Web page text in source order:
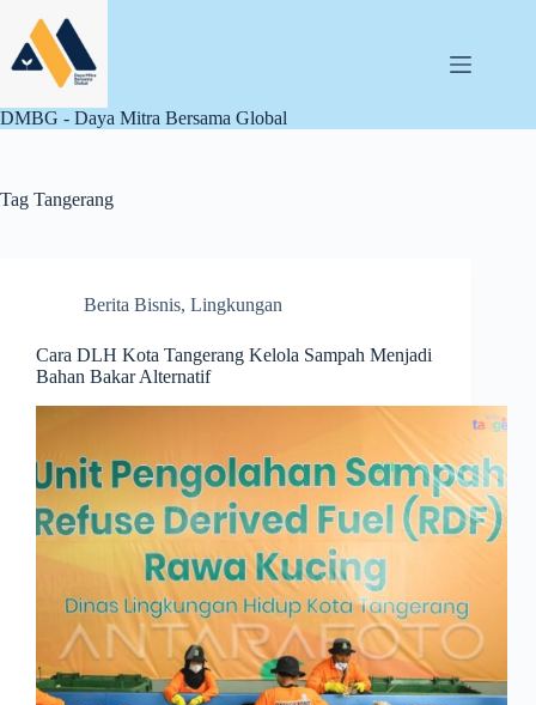
content
DMBG - Daya Mitra Bersama Global
Tag Tangerang
Berita Bisnis, Lingkungan
Cara DLH Kota Tangerang Kelola Sampah Menjadi
Bahan Bakar Alternatif